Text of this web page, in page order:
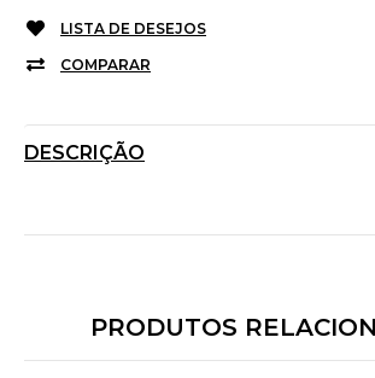
LISTA DE DESEJOS
COMPARAR
DESCRIÇÃO
PRODUTOS